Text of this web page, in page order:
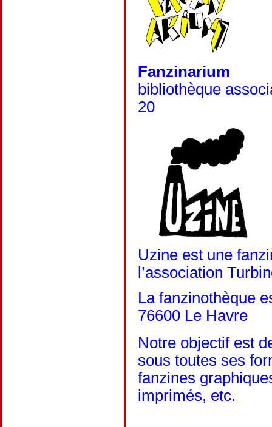
Fanzinarium
bibliothèque
20
Uzine est une
l’association
La fanzinothèque
76600 Le Havre
Notre objectif est
sous toutes ses
fanzines
imprimés, etc.